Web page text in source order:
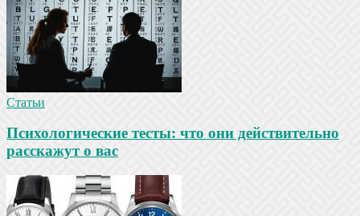
Статьи
Психологические тесты: что они действительно
расскажут о вас